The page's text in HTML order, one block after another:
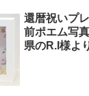
還暦祝いプ
前ポエム写
県のR.I様より